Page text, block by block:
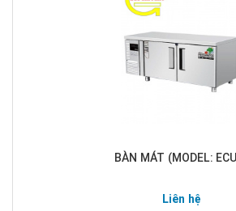
BÀN MÁT (MODEL:
Liên hệ